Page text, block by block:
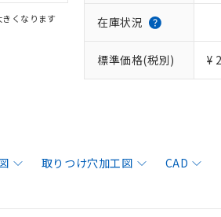
くなります 在庫状況
標準価格(税別) ¥
取りつけ穴加工図 CAD